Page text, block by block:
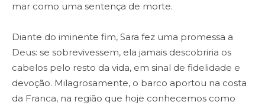
mar como uma sentença de morte.
Diante do iminente fim, Sara fez uma promessa a
Deus: se sobrevivessem, ela jamais descobriria os
cabelos pelo resto da vida, em sinal de fidelidade e
devoção. Milagrosamente, o barco aportou na costa
da Franca, na região que hoje conhecemos como